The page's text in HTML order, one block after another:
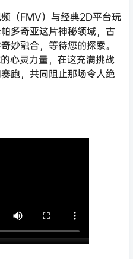
（FMV）与经典2D平台玩
多奇亚这片神秘领域，古
妙融合，等待您的探索。
心灵力量，在这充满挑战
跑，共同阻止那场令人绝